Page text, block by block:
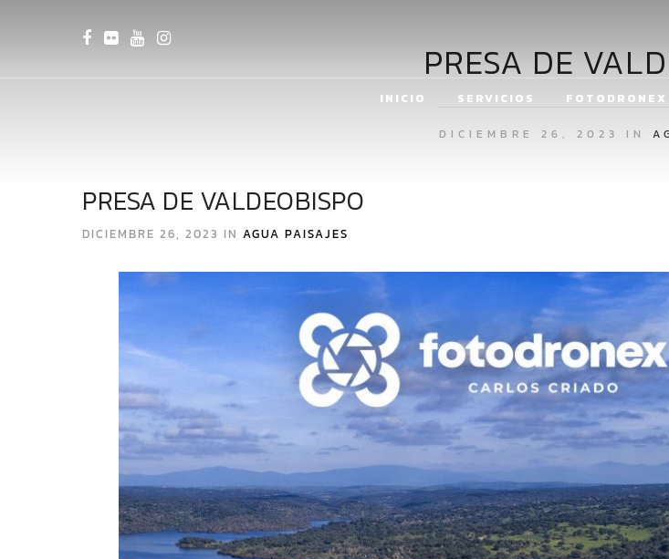
INICIO SERVICIOS FOTODRONEX
PRESA DE
DICIEMBRE 26, 2023 IN
PRESA DE VALDEOBISPO
DICIEMBRE 26, 2023 IN AGUA PAISAJES